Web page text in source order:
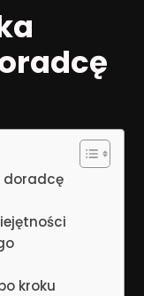
doradcę
kroku